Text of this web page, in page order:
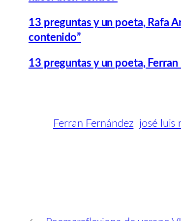
13 preguntas y un poeta, Rafa
contenido”
13 preguntas y un poeta,
Ferran Fernández josé luis